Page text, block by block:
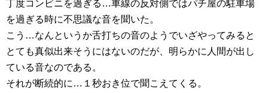
丁度コンビニを過ぎる…車線の反対側ではパチ屋の駐車場
を過ぎる時に不思議な音を聞いた。
こう…なんというか舌打ちの音のようでいざやってみると
とても真似出来そうにはないのだが、明らかに人間が出し
ている音なのである。
それが断続的に…１秒おき位で聞こえてくる。